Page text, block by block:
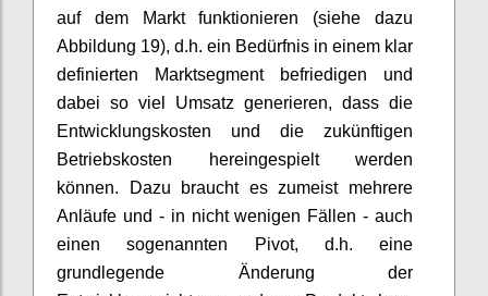
auf dem Markt funktionieren (siehe dazu
Abbildung 19), d.h. ein Bedürfnis in einem klar
definierten Marktsegment befriedigen und
dabei so viel Umsatz generieren, dass die
Entwicklungskosten und die zukünftigen
Betriebskosten hereingespielt werden
können. Dazu braucht es zumeist mehrere
Anläufe und - in nicht wenigen Fällen - auch
einen sogenannten Pivot, d.h. eine
grundlegende Änderung der